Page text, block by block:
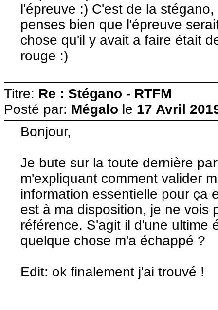
l'épreuve :) C'est de la
penses bien que l'épreuve
chose qu'il y avait a faire était
rouge :)
Titre: Re : Stégano - RTFM
Posté par: Mégalo le 17 Avril
Bonjour,
Je bute sur la toute dernière
m'expliquant comment valider
information essentielle pour ça
est à ma disposition, je ne vois
référence. S'agit il d'une ultime
quelque chose m'a échappé ?
Edit: ok finalement j'ai trouvé !